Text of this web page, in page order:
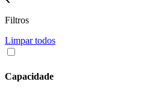
Filtros
Limpar todos
Capacidade